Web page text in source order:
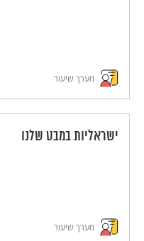
מערך שיעור
ישראליות במבט שלנו
מערך שיעור